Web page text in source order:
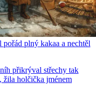
plný kakaa a nechtěl
přikrýval střechy tak
žila holčička jménem